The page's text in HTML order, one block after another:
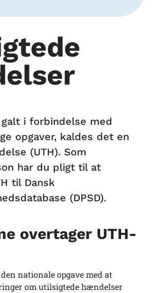
i forbindelse med
opgaver, kaldes det en
(UTH). Som
har du pligt til at
til Dansk
(DPSD).
overtager UTH-
den nationale opgave med at
om utilsigtede hændelser